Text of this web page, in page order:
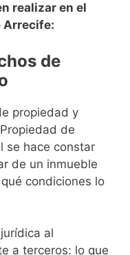
realizar en el
Arrecife:
de
propiedad y
de
se hace constar
de un inmueble
condiciones lo
al
a terceros: lo que